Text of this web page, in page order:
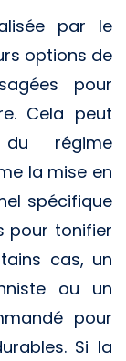
par le
options de
pour
Cela peut
régime
la mise en
spécifique
pour tonifier
cas, un
ou un
pour
Si la